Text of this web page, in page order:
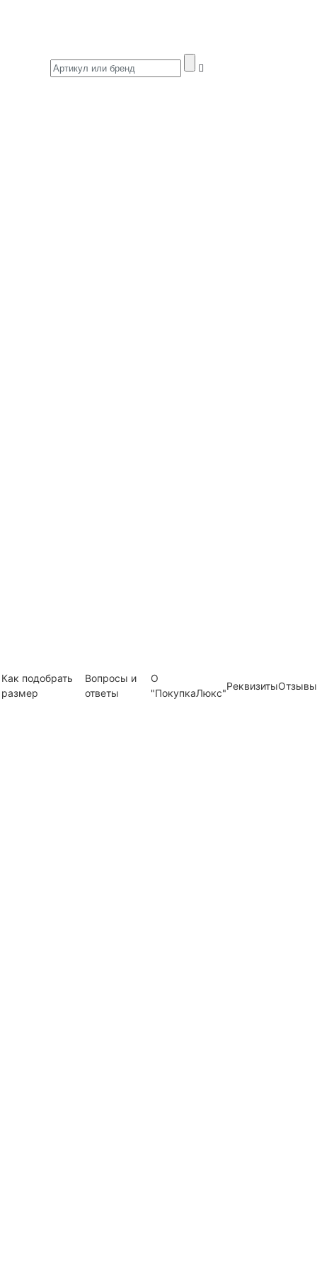
Как подобрать
размер
Вопросы и
ответы
О
"ПокупкаЛюкс"
РеквизитыОтзывы